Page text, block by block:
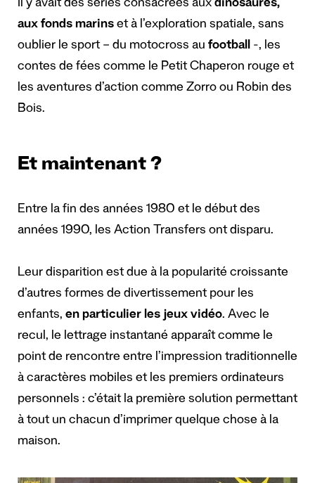
Il y avait des séries consacrées aux dinosaures,
aux fonds marins et à l’exploration spatiale, sans
oublier le sport – du motocross au football -, les
contes de fées comme le Petit Chaperon rouge et
les aventures d’action comme Zorro ou Robin des
Bois.
Et maintenant ?
Entre la fin des années 1980 et le début des
années 1990, les Action Transfers ont disparu.
Leur disparition est due à la popularité croissante
d’autres formes de divertissement pour les
enfants, en particulier les jeux vidéo. Avec le
recul, le lettrage instantané apparaît comme le
point de rencontre entre l’impression traditionnelle
à caractères mobiles et les premiers ordinateurs
personnels : c’était la première solution permettant
à tout un chacun d’imprimer quelque chose à la
maison.